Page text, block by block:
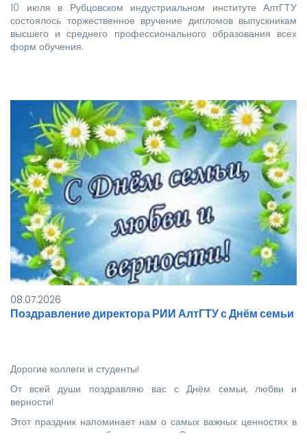
10 июля в Рубцовском индустриальном институте АлтГТУ
состоялось торжественное вручение дипломов выпускникам
высшего и среднего профессионального образования всех
форм обучения.
08.07.2026
Поздравление директора РИИ АлтГТУ с Днём семьи
Дорогие коллеги и студенты!
От всей души поздравляю вас с Днём семьи, любви и
верности!
Этот праздник напоминает нам о самых важных ценностях в
жизни — о семье, любви и верности. Семья — это наша опора,